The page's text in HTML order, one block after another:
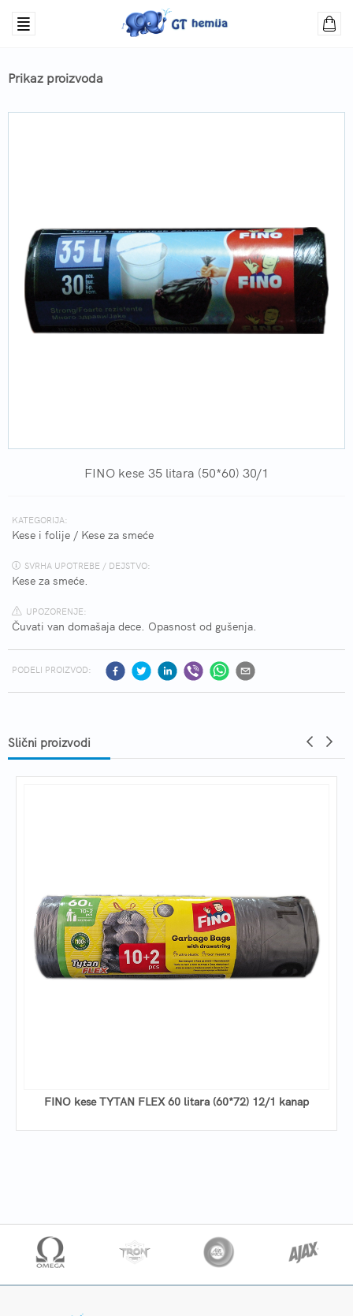
Prikaz proizvoda
FINO kese 35 litara (50*60) 30/1
KATEGORIJA:
Kese i folije / Kese za smeće
SVRHA UPOTREBE / DEJSTVO:
Kese za smeće.
UPOZORENJE:
Čuvati van domašaja dece. Opasnost od gušenja.
PODELI PROIZVOD:
Slični proizvodi
FINO kese TYTAN FLEX 60 litara (60*72) 12/1 kanap